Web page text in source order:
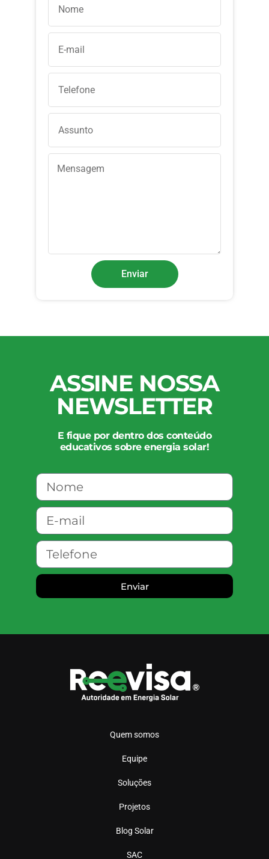
Enviar
ASSINE NOSSA
NEWSLETTER
E fique por dentro dos conteúdo
educativos sobre energia solar!
Enviar
Quem somos
Equipe
Soluções
Projetos
Blog Solar
SAC